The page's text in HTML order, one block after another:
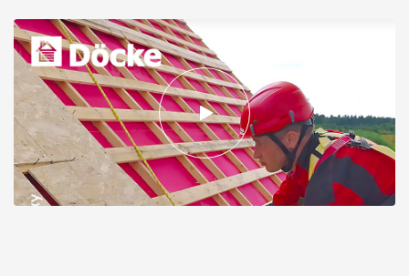
Контакты
8 800 100 71 45site@docke.ru
Адрес
125212, Россия, Москва, Головинское ш., д. 5, стр. 1(БЦ
Режим работы